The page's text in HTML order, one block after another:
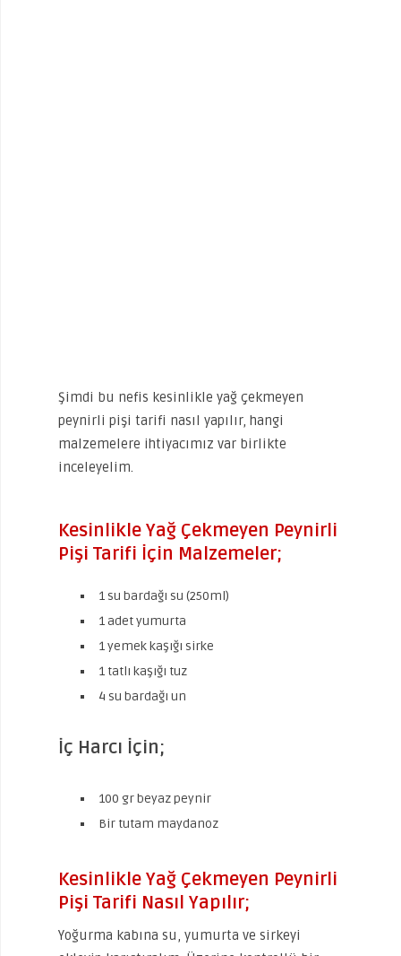
Şimdi bu nefis kesinlikle yağ çekmeyen
peynirli pişi tarifi nasıl yapılır, hangi
malzemelere ihtiyacımız var birlikte
inceleyelim.
Kesinlikle Yağ Çekmeyen Peynirli
Pişi Tarifi İçin Malzemeler;
1 su bardağı su (250ml)
1 adet yumurta
1 yemek kaşığı sirke
1 tatlı kaşığı tuz
4 su bardağı un
İç Harcı İçin;
100 gr beyaz peynir
Bir tutam maydanoz
Kesinlikle Yağ Çekmeyen Peynirli
Pişi Tarifi Nasıl Yapılır;
Yoğurma kabına su, yumurta ve sirkeyi